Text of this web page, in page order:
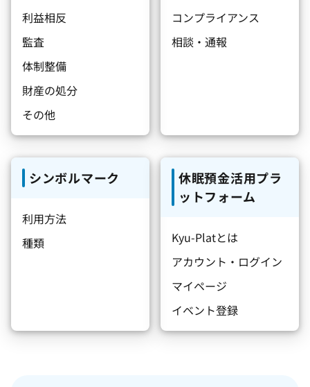
利益相反
監査
体制整備
財産の処分
その他
コンプライアンス
相談・通報
シンボルマーク
利用方法
種類
休眠預金活用プラ
ットフォーム
Kyu-Platとは
アカウント・ログイン
マイページ
イベント登録